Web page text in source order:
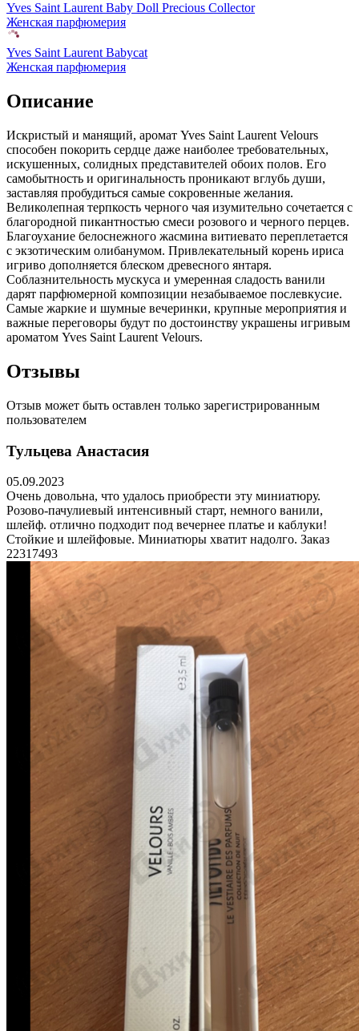
Yves Saint Laurent Baby Doll Precious Collector
Женская парфюмерия
Yves Saint Laurent Babycat
Женская парфюмерия
Описание
Искристый и манящий, аромат Yves Saint Laurent Velours
способен покорить сердце даже наиболее требовательных,
искушенных, солидных представителей обоих полов. Его
самобытность и оригинальность проникают вглубь души,
заставляя пробудиться самые сокровенные желания.
Великолепная терпкость черного чая изумительно сочетается с
благородной пикантностью смеси розового и черного перцев.
Благоухание белоснежного жасмина витиевато переплетается
с экзотическим олибанумом. Привлекательный корень ириса
игриво дополняется блеском древесного янтаря.
Соблазнительность мускуса и умеренная сладость ванили
дарят парфюмерной композиции незабываемое послевкусие.
Самые жаркие и шумные вечеринки, крупные мероприятия и
важные переговоры будут по достоинству украшены игривым
ароматом Yves Saint Laurent Velours.
Отзывы
Отзыв может быть оставлен только зарегистрированным
пользователем
Тульцева Анастасия
05.09.2023
Очень довольна, что удалось приобрести эту миниатюру.
Розово-пачулиевый интенсивный старт, немного ванили,
шлейф. отлично подходит под вечернее платье и каблуки!
Стойкие и шлейфовые. Миниатюры хватит надолго. Заказ
22317493